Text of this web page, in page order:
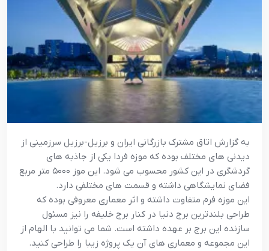
به گزارش اتاق مشترک بازرگانی ایران و برزیل-برزیل سرزمینی از
دیدنی‌ های مختلف بوده که موزه فردا یکی از جاذبه های
گردشگری در این کشور محسوب می شود. این موز ۵۰۰۰ متر مربع
فضای نمایشگاهی داشته و قسمت‌ های مختلفی دارد.
این موزه فرم متفاوت داشته و اثر معماری معروفی بوده که
طراحی بلندترین برج دنیا در کنار برج خلیفه را نیز مسئول
سازنده این برج بر عهده داشته است. شما می‌ توانید با الهام از
این مجموعه و معماری‌ های آن یک پروژه زیبا را طراحی کنید.